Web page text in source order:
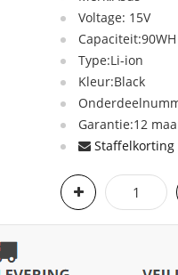
Voltage: 15V
Capaciteit:90WH
Type:Li-ion
Kleur:Black
Garantie:12
Staffelkorting